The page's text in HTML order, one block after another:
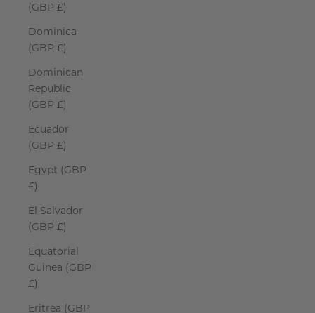
(GBP £)
Dominica
(GBP £)
Dominican
Republic
(GBP £)
Ecuador
(GBP £)
Egypt (GBP
£)
El Salvador
(GBP £)
Equatorial
Guinea (GBP
£)
Eritrea (GBP